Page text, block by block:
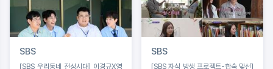
SBS
[SBS 우리동네 전성시대] 이경규X영
SBS
[SBS 자식 방생 프로젝트-합숙 맞선]